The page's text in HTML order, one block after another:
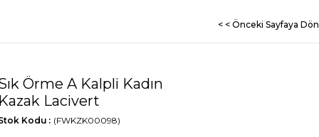
< < Önceki Sayfaya Dön
Örme A Kalpli Kadın
Lacivert
(FWKZK00098)
Kodu